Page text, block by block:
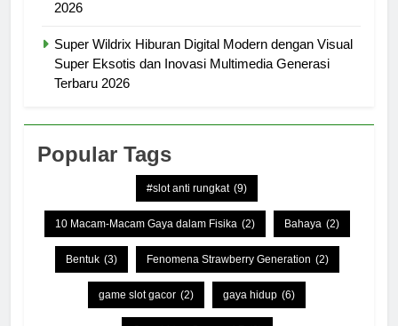
2026
Super Wildrix Hiburan Digital Modern dengan Visual
Super Eksotis dan Inovasi Multimedia Generasi
Terbaru 2026
Popular Tags
#slot anti rungkat (9)
10 Macam-Macam Gaya dalam Fisika (2) Bahaya (2)
Bentuk (3) Fenomena Strawberry Generation (2)
game slot gacor (2) gaya hidup (6)